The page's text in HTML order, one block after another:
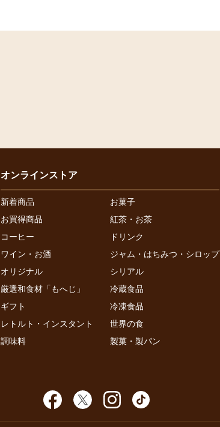
オンラインストア
新着商品
お菓子
お買得商品
紅茶・お茶
コーヒー
ドリンク
ワイン・お酒
ジャム・はちみつ・シロップ
オリジナル
シリアル
厳選和食材「もへじ」
冷蔵食品
ギフト
冷凍食品
レトルト・インスタント
世界の食
調味料
製菓・製パン